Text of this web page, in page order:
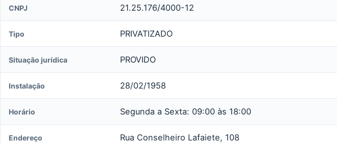
CNPJ 21.25.176/4000-12
Tipo PRIVATIZADO
Situação jurídica PROVIDO
Instalação 28/02/1958
Horário Segunda a Sexta: 09:00 às 18:00
Endereço Rua Conselheiro Lafaiete, 108